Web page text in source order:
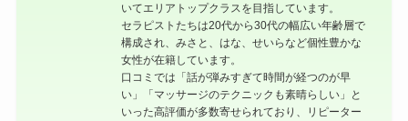
いてエリアトップクラスを目指しています。
セラピストたちは20代から30代の幅広い年齢層で
構成され、みさと、はな、せいらなど個性豊かな
女性が在籍しています。
口コミでは「話が弾みすぎて時間が経つのが早
い」「マッサージのテクニックも素晴らしい」と
いった高評価が多数寄せられており、リピーター